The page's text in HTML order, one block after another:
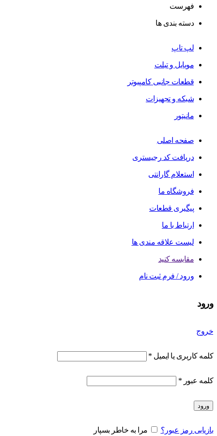
فهرست
دسته بندی ها
لپ تاپ
موبایل و تبلت
قطعات جانبی کامپیوتر
شبکه و تجهیزات
مانیتور
صفحه اصلی
دریافت کد رجیستری
استعلام گارانتی
فروشگاه ما
پیگیری قطعات
ارتباط با ما
لیست علاقه مندی ها
مقایسه کنید
ورود / فرم ثبت نام
ورود
خروج
کلمه کاربری یا ایمیل *
کلمه عبور *
ورود
بازیابی رمز عبور؟ مرا به خاطر بسپار